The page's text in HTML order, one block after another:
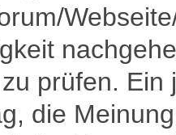
prüfen.
die